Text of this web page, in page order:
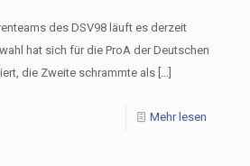
des DSV98 läuft es derzeit
hat sich für die ProA der Deutschen
die Zweite schrammte als
Mehr lesen